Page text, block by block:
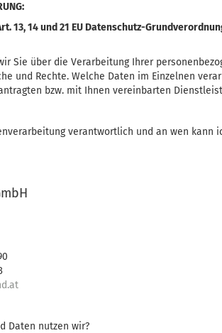
13, 14 und 21 EU Datenschutz-
Sie über die Verarbeitung Ihrer
und Rechte. Welche Daten im Einzelnen
bzw. mit Ihnen vereinbarten
verantwortlich und an wen kann
Daten nutzen wir?